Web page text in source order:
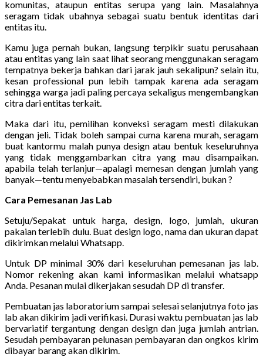
komunitas, ataupun entitas serupa yang lain. Masalahnya
seragam tidak ubahnya sebagai suatu bentuk identitas dari
entitas itu.
Kamu juga pernah bukan, langsung terpikir suatu perusahaan
atau entitas yang lain saat lihat seorang menggunakan seragam
tempatnya bekerja bahkan dari jarak jauh sekalipun? selain itu,
kesan professional pun lebih tampak karena ada seragam
sehingga warga jadi paling percaya sekaligus mengembangkan
citra dari entitas terkait.
Maka dari itu, pemilihan konveksi seragam mesti dilakukan
dengan jeli. Tidak boleh sampai cuma karena murah, seragam
buat kantormu malah punya design atau bentuk keseluruhnya
yang tidak menggambarkan citra yang mau disampaikan.
apabila telah terlanjur—apalagi memesan dengan jumlah yang
banyak—tentu menyebabkan masalah tersendiri, bukan ?
Cara Pemesanan Jas Lab
Setuju/Sepakat untuk harga, design, logo, jumlah, ukuran
pakaian terlebih dulu. Buat design logo, nama dan ukuran dapat
dikirimkan melalui Whatsapp.
Untuk DP minimal 30% dari keseluruhan pemesanan jas lab.
Nomor rekening akan kami informasikan melalui whatsapp
Anda. Pesanan mulai dikerjakan sesudah DP di transfer.
Pembuatan jas laboratorium sampai selesai selanjutnya foto jas
lab akan dikirim jadi verifikasi. Durasi waktu pembuatan jas lab
bervariatif tergantung dengan design dan juga jumlah antrian.
Sesudah pembayaran pelunasan pembayaran dan ongkos kirim
dibayar barang akan dikirim.